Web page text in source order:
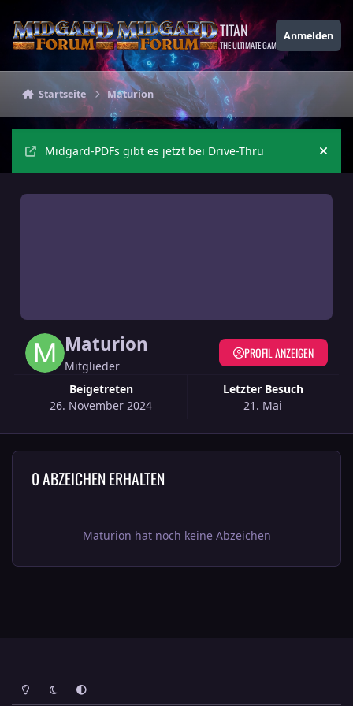
TITAN
THE ULTIMATE GAMING THEME
Anmelden
Startseite Maturion
Midgard-PDFs gibt es jetzt bei Drive-Thru
Maturion
Mitglieder
Beigetreten
26. November 2024
Letzter Besuch
21. Mai
PROFIL ANZEIGEN
0 ABZEICHEN ERHALTEN
Maturion hat noch keine Abzeichen
Heller ModusDunkler ModusSystemeinstellung